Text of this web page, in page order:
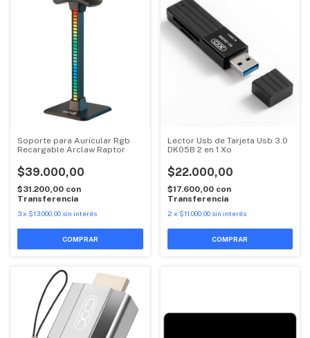
Soporte para Auricular Rgb
Recargable Arclaw Raptor
$39.000,00
$31.200,00 con
Transferencia
3x $13.000,00 sin interés
Lector Usb de Tarjeta Usb 3.0
DK05B 2 en 1 Xo
$22.000,00
$17.600,00 con
Transferencia
2 x $11.000,00 sin interés